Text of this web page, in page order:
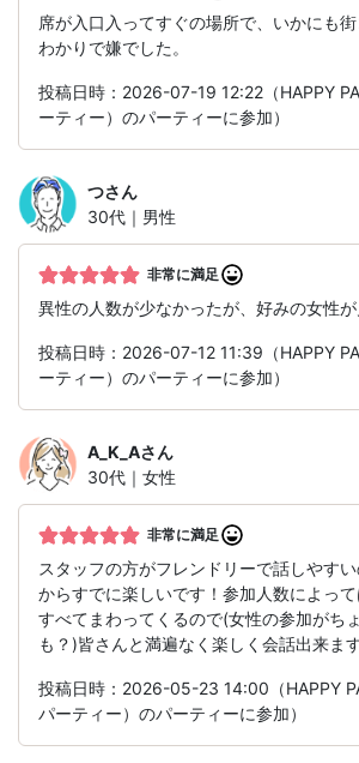
席が入口入ってすぐの場所で、いかにも
わかりで嫌でした。
投稿日時：2026-07-19 12:22（HAPPY
ーティー）のパーティーに参加）
つさん
30代｜男性
非常に満足
異性の人数が少なかったが、好みの女性が
投稿日時：2026-07-12 11:39（HAPPY
ーティー）のパーティーに参加）
A_K_Aさん
30代｜女性
非常に満足
スタッフの方がフレンドリーで話しやす
からすでに楽しいです！参加人数によっ
すべてまわってくるので(女性の参加がち
も？)皆さんと満遍なく楽しく会話出来ます
投稿日時：2026-05-23 14:00（HAPPY
パーティー）のパーティーに参加）